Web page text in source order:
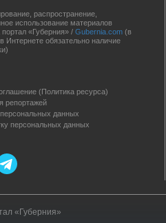
распространение,
использование материалов
«Губерния» / Gubernia.com (в
Интернете обязательно наличие
(Политика ресурса)
репортажей
данных
персональных данных
«Губерния»